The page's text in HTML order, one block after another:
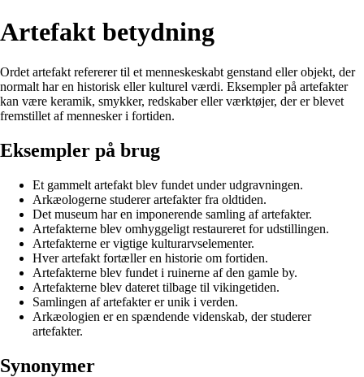
Artefakt betydning
Ordet artefakt refererer til et menneskeskabt genstand eller objekt, der
normalt har en historisk eller kulturel værdi. Eksempler på artefakter
kan være keramik, smykker, redskaber eller værktøjer, der er blevet
fremstillet af mennesker i fortiden.
Eksempler på brug
Et gammelt artefakt blev fundet under udgravningen.
Arkæologerne studerer artefakter fra oldtiden.
Det museum har en imponerende samling af artefakter.
Artefakterne blev omhyggeligt restaureret for udstillingen.
Artefakterne er vigtige kulturarvselementer.
Hver artefakt fortæller en historie om fortiden.
Artefakterne blev fundet i ruinerne af den gamle by.
Artefakterne blev dateret tilbage til vikingetiden.
Samlingen af artefakter er unik i verden.
Arkæologien er en spændende videnskab, der studerer
artefakter.
Synonymer